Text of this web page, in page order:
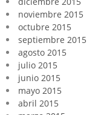
noviembre 2015
octubre 2015
septiembre 2015
agosto 2015
julio 2015
junio 2015
mayo 2015
abril 2015